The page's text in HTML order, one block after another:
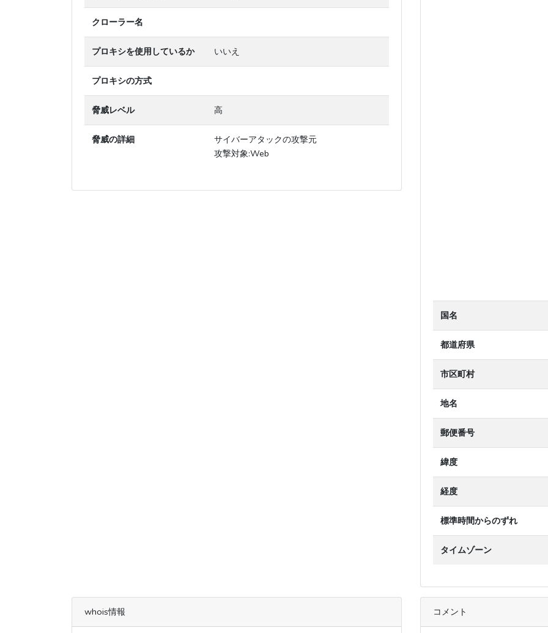
クローラー名
プロキシを使用しているか いいえ
プロキシの方式
脅威レベル 高
脅威の詳細
サイバーアタックの攻撃元
攻撃対象:Web
国名
都道府県
市区町村
地名
郵便番号
緯度
経度
標準時間からのずれ
タイムゾーン
whois情報 コメント